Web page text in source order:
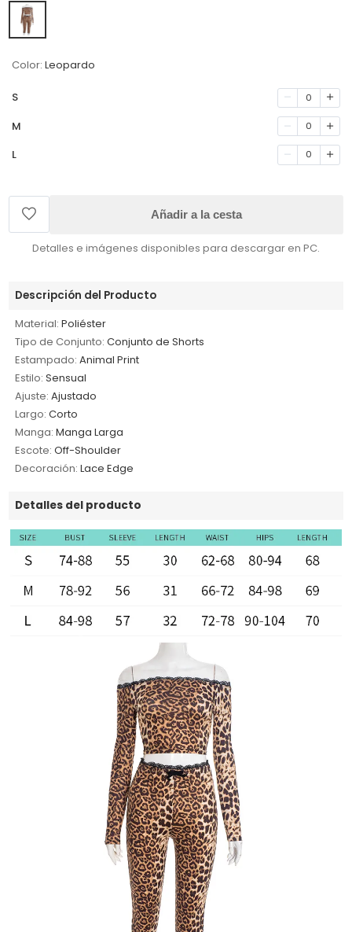
Color: Leopardo
S 0
M 0
L 0
Añadir a la cesta
Detalles e imágenes disponibles para descargar en PC.
Descripción del Producto
Material: Poliéster
Tipo de Conjunto: Conjunto de Shorts
Estampado: Animal Print
Estilo: Sensual
Ajuste: Ajustado
Largo: Corto
Manga: Manga Larga
Escote: Off-Shoulder
Decoración: Lace Edge
Detalles del producto